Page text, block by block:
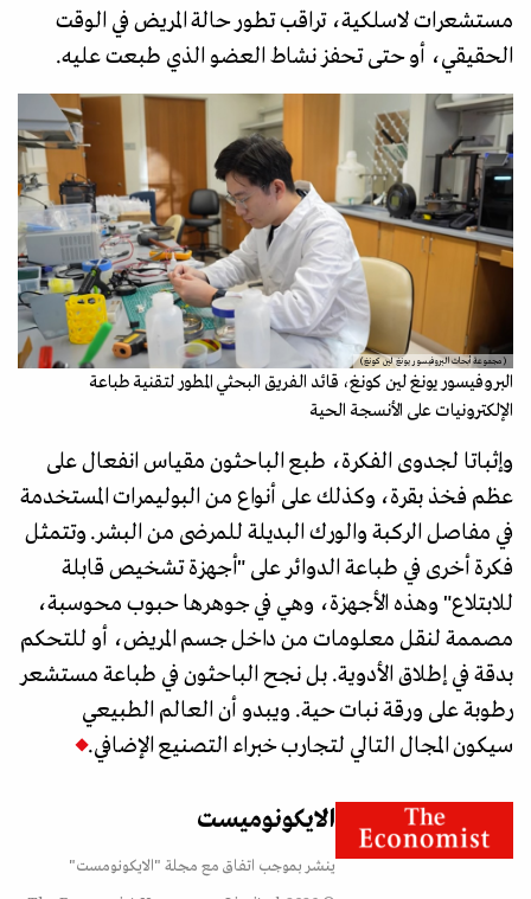
مستشعرات لاسلكية، تراقب تطور حالة المريض في الوقت
الحقيقي، أو حتى تحفز نشاط العضو الذي طبعت عليه.
(مجموعة أبحاث البروفيسور يونغ لين كونغ)
البروفيسور يونغ لين كونغ، قائد الفريق البحثي المطور لتقنية طباعة
الإلكترونيات على الأنسجة الحية
وإثباتا لجدوى الفكرة، طبع الباحثون مقياس انفعال على
عظم فخذ بقرة، وكذلك على أنواع من البوليمرات المستخدمة
في مفاصل الركبة والورك البديلة للمرضى من البشر. وتتمثل
فكرة أخرى في طباعة الدوائر على "أجهزة تشخيص قابلة
للابتلاع" وهذه الأجهزة، وهي في جوهرها حبوب محوسبة،
مصممة لنقل معلومات من داخل جسم المريض، أو للتحكم
بدقة في إطلاق الأدوية. بل نجح الباحثون في طباعة مستشعر
رطوبة على ورقة نبات حية. ويبدو أن العالم الطبيعي
سيكون المجال التالي لتجارب خبراء التصنيع الإضافي.
الايكونوميست
ينشر بموجب اتفاق مع مجلة "الايكونومست"